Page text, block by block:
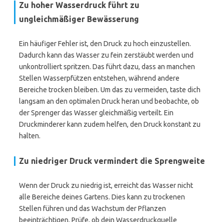
Zu hoher Wasserdruck führt zu
ungleichmäßiger Bewässerung
Ein häufiger Fehler ist, den Druck zu hoch einzustellen.
Dadurch kann das Wasser zu fein zerstäubt werden und
unkontrolliert spritzen. Das führt dazu, dass an manchen
Stellen Wasserpfützen entstehen, während andere
Bereiche trocken bleiben. Um das zu vermeiden, taste dich
langsam an den optimalen Druck heran und beobachte, ob
der Sprenger das Wasser gleichmäßig verteilt. Ein
Druckminderer kann zudem helfen, den Druck konstant zu
halten.
Zu niedriger Druck vermindert die Sprengweite
Wenn der Druck zu niedrig ist, erreicht das Wasser nicht
alle Bereiche deines Gartens. Dies kann zu trockenen
Stellen führen und das Wachstum der Pflanzen
beeinträchtigen. Prüfe, ob dein Wasserdruckquelle